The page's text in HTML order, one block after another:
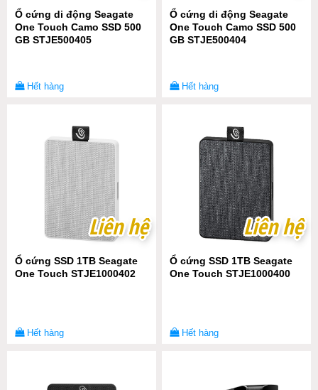
Ổ cứng di động Seagate
One Touch Camo SSD 500
GB STJE500405
Hết hàng
Ổ cứng di động Seagate
One Touch Camo SSD 500
GB STJE500404
Hết hàng
Liên hệ
Liên hệ
Ổ cứng SSD 1TB Seagate
One Touch STJE1000402
Hết hàng
Liên hệ
Liên hệ
Ổ cứng SSD 1TB Seagate
One Touch STJE1000400
Hết hàng